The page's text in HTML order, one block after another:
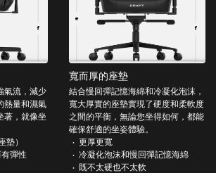
氣流，減少
熱量和濕氣
著，就像坐
墊）
彈性
寬而厚的座墊
結合慢回彈記憶海綿和冷凝化泡沫，
寬大厚實的座墊實現了硬度和柔軟度
之間的平衡，無論您坐得如何，都能
確保舒適的坐姿體驗。
更厚更寬
冷凝化泡沫和慢回彈記憶海綿
既不太硬也不太軟